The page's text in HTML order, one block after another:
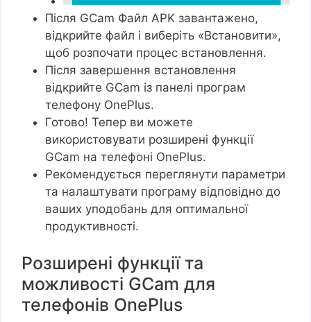
Після GCam Файл APK завантажено,
відкрийте файл і виберіть «Встановити»,
щоб розпочати процес встановлення.
Після завершення встановлення
відкрийте GCam із панелі програм
телефону OnePlus.
Готово! Тепер ви можете
використовувати розширені функції
GCam на телефоні OnePlus.
Рекомендується переглянути параметри
та налаштувати програму відповідно до
ваших уподобань для оптимальної
продуктивності.
Розширені функції та
можливості GCam для
телефонів OnePlus